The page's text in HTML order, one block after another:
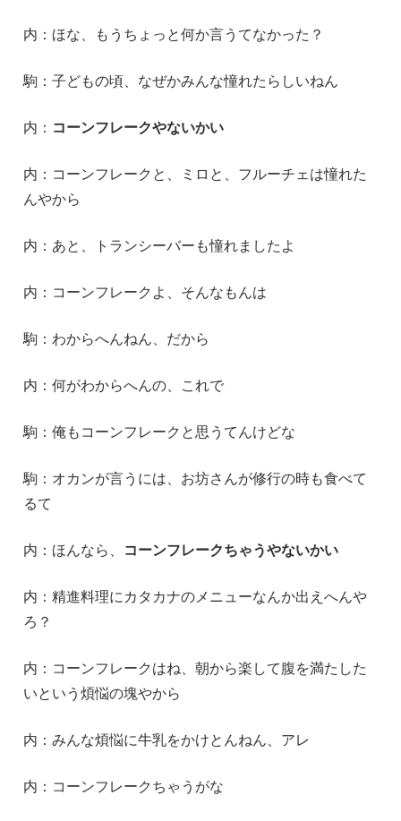
内：ほな、もうちょっと何か言うてなかった？
駒：子どもの頃、なぜかみんな憧れたらしいねん
内： コーンフレークやないかい
内：コーンフレークと、ミロと、フルーチェは憧れた
んやから
内：あと、トランシーバーも憧れましたよ
内：コーンフレークよ、そんなもんは
駒：わからへんねん、だから
内：何がわからへんの、これで
駒：俺もコーンフレークと思うてんけどな
駒：オカンが言うには、お坊さんが修行の時も食べて
るて
内：ほんなら、 コーンフレークちゃうやないかい
内：精進料理にカタカナのメニューなんか出えへんや
ろ？
内：コーンフレークはね、朝から楽して腹を満たした
いという煩悩の塊やから
内：みんな煩悩に牛乳をかけとんねん、アレ
内：コーンフレークちゃうがな